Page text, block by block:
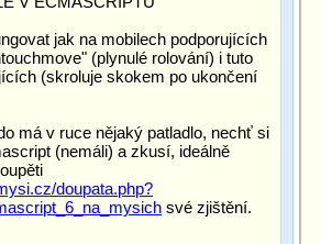
jak na mobilech podporujících
(plynulé rolování) i tuto
(skroluje skokem po ukončení
má v ruce nějaký patladlo, nechť si
(nemáli) a zkusí, ideálně
doupata.php?
své zjištění.